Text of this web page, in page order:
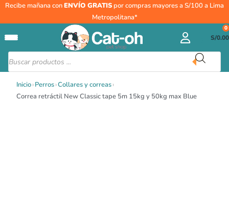
Recibe mañana conENVÍO GRATIS por compras mayores a S/100 a Lima
Metropolitana*
Búsqueda
de
productos
S/0.00
0
Inicio›Perros›Collares y correas›
Correa retráctil New Classic tape 5m 15kg y 50kg max Blue
Rango
de
precios:
desde
S/102.00
S/158.00
Correa
Classic
tape
5m
y
50kg